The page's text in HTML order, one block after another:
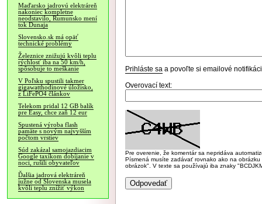
Maďarsko jadrovú elektráreň
nakoniec kompletne
neodstavilo, Rumunsko mení
tok Dunaja
Slovensko.sk má opäť
technické problémy
Železnice znižujú kvôli teplu
rýchlosť iba na 50 km/h,
spôsobuje to meškanie
V Poľsku spustili takmer
gigawatthodinové úložisko,
z LiFePO4 článkov
Telekom pridal 12 GB balík
pre Easy, chce zaň 12 eur
Spustená výroba flash
pamäte s novým najvyšším
počtom vrstiev
Súd zakázal samojazdiacim
Google taxíkom dobíjanie v
noci, rušili obyvateľov
Ďalšia jadrová elektráreň
južne od Slovenska musela
kvôli teplu znížiť výkon
Prihláste sa a povoľte si emailové
Overovací text:
Pre overenie, že komentár sa nepridáva
Písmená musíte zadávať rovnako ako na
obrázok". V texte sa používajú iba znaky